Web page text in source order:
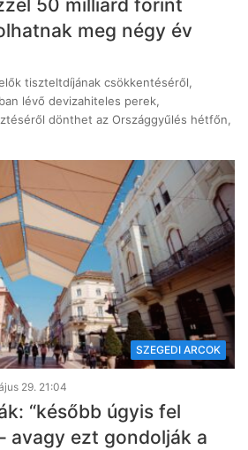
50 milliárd forint
meg négy év
tiszteltdíjának csökkentéséről,
lévő devizahiteles perek,
dönthet az Országgyűlés hétfőn,
SZEGEDI ARCOK
29. 21:04
“később úgyis fel
avagy ezt gondolják a